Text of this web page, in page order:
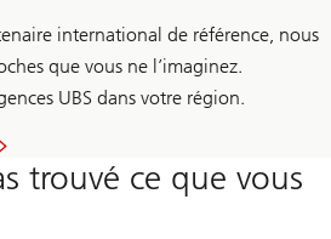
international de référence, nous
que vous ne l’imaginez.
UBS dans votre région.
trouvé ce que vous